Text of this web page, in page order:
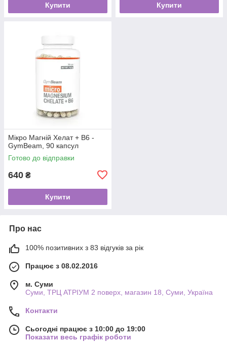
Купити Купити
Мікро Магній Хелат + В6 -
GymBeam, 90 капсул
Готово до відправки
640 ₴
Купити
Про нас
100% позитивних з 83 відгуків за рік
Працює з 08.02.2016
м. Суми
Суми, ТРЦ АТРІУМ 2 поверх, магазин 18, Суми, Україна
Контакти
Сьогодні працює з 10:00 до 19:00
Показати весь графік роботи